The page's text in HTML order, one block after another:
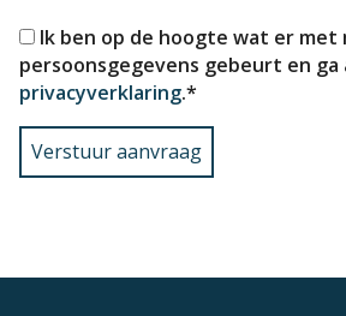
Ik ben op de hoogte wat er met
persoonsgegevens gebeurt en
privacyverklaring.*
Verstuur aanvraag